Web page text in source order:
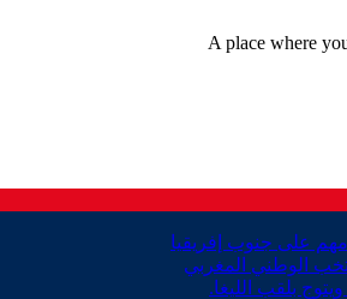
A place where
الوطني المغربي
بلقب الليغا.